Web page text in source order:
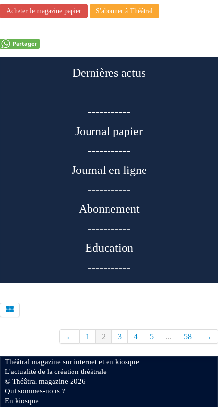
Acheter le magazine papier S'abonner à Théâtral
Partager
Dernières actus
-----------
Journal papier
-----------
Journal en ligne
-----------
Abonnement
-----------
Education
-----------
← 1 2 3 4 5 ... 58 →
Théâtral magazine sur internet et en kiosque
L'actualité de la création théâtrale
© Théâtral magazine 2026
Qui sommes-nous ?
En kiosque